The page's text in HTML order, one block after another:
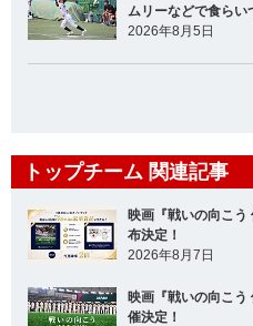
ムリーなどで食らい
2026年8月5日
トップチーム 関連記事
映画『戦いの向こう
布決定！
2026年8月7日
映画『戦いの向こう
催決定！